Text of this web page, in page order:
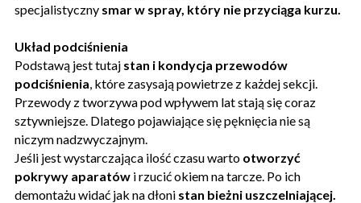
specjalistyczny smar w spray, który nie przyciąga kurzu.
Układ podciśnienia
Podstawą jest tutaj stan i kondycja przewodów
podciśnienia , które zasysają powietrze z każdej sekcji.
Przewody z tworzywa pod wpływem lat stają się coraz
sztywniejsze. Dlatego pojawiające się pęknięcia nie są
niczym nadzwyczajnym.
Jeśli jest wystarczająca ilość czasu warto otworzyć
pokrywy aparatów i rzucić okiem na tarcze. Po ich
demontażu widać jak na dłoni stan bieżni uszczelniającej.